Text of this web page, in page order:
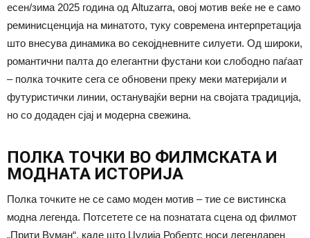
есен/зима 2025 година од Altuzarra, овој мотив веќе не е само
реминисценција на минатото, туку современа интерпретација
што внесува динамика во секојдневните силуети. Од широки,
романтични палта до елегантни фустани кои слободно паѓаат
– полка точките сега се обновени преку меки материјали и
футуристички линии, останувајќи верни на својата традиција,
но со додаден сјај и модерна свежина.
ПОЛКА ТОЧКИ ВО ФИЛМСКАТА И
МОДНАТА ИСТОРИЈА
Полка точките не се само моден мотив – тие се вистинска
модна легенда. Потсетете се на познатата сцена од филмот
„Прити Вуман“, каде што Џулија Робертс носи легендарен